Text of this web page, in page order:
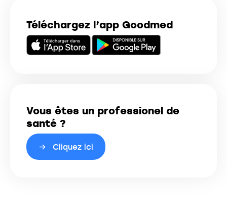
Téléchargez l’app Goodmed
Vous êtes un professionel de
santé ?
Cliquez ici